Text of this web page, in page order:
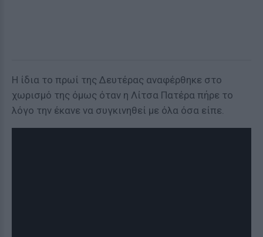
Η ίδια το πρωί της Δευτέρας αναφέρθηκε στο
χωρισμό της όμως όταν η Λίτσα Πατέρα πήρε το
λόγο την έκανε να συγκινηθεί με όλα όσα είπε.